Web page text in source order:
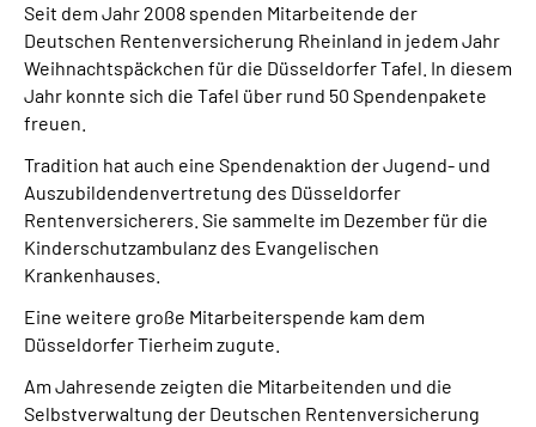
Inhalte in Gebärdensprache (DGS)
Leichte Sprache
Suche
Seit dem Jahr 2008 spenden Mitarbeitende der
Deutschen Rentenversicherung Rheinland in jedem Jahr
Weihnachtspäckchen für die Düsseldorfer Tafel. In diesem
Jahr konnte sich die Tafel über rund 50 Spendenpakete
freuen.
Tradition hat auch eine Spendenaktion der Jugend- und
Auszubildendenvertretung des Düsseldorfer
Rentenversicherers. Sie sammelte im Dezember für die
Kinderschutzambulanz des Evangelischen
Krankenhauses.
Eine weitere große Mitarbeiterspende kam dem
Düsseldorfer Tierheim zugute.
Am Jahresende zeigten die Mitarbeitenden und die
Selbstverwaltung der Deutschen Rentenversicherung